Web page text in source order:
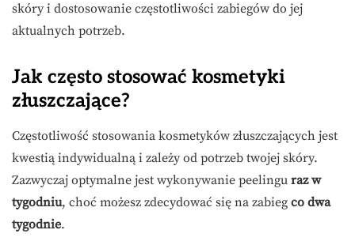
skóry i dostosowanie częstotliwości zabiegów do jej
aktualnych potrzeb.
Jak często stosować kosmetyki
złuszczające?
Częstotliwość stosowania kosmetyków złuszczających jest
kwestią indywidualną i zależy od potrzeb twojej skóry.
Zazwyczaj optymalne jest wykonywanie peelingu raz w
tygodniu, choć możesz zdecydować się na zabieg co dwa
tygodnie.